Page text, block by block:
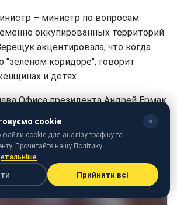
– министр по вопросам
оккупированных территорий
акцентировала, что когда
"зеленом коридоре", говорит
и детях.
Офиса президента Андрей Ермак
гражданских лиц.
cookie ✕
cookie для аналізу трафіку та
Прочитайте нашу Політику
Прийняти всі